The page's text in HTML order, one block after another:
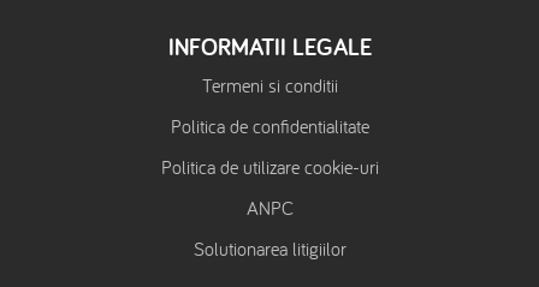
INFORMATII LEGALE
Termeni si conditii
Politica de confidentialitate
Politica de utilizare cookie-uri
ANPC
Solutionarea litigiilor